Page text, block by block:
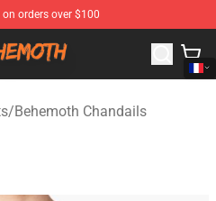
orders over $100
Behemoth Merchandise Shop
/Behemoth Chandails